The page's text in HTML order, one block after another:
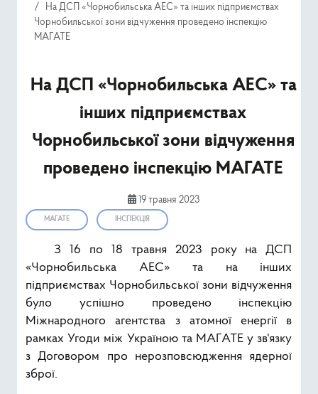
Діяльність
Публічна інформація
На ДCП «Чорнобильська АЕС» та інших підприємствах
Чорнобильської зони відчуження проведено інспекцію
МАГАТЕ
На ДCП «Чорнобильська АЕС» та
інших підприємствах
Чорнобильської зони відчуження
проведено інспекцію МАГАТЕ
19 травня 2023
МАГАТЕ ІНСПЕКЦІЯ
З 16 по 18 травня 2023 року на ДСП
«Чорнобильська АЕС» та на інших
підприємствах Чорнобильської зони відчуження
було успішно проведено інспекцію
Міжнародного агентства з атомної енергії в
рамках Угоди між Україною та МАГАТЕ у зв'язку
з Договором про нерозповсюдження ядерної
зброї.